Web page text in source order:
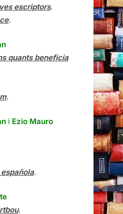
escriptors.
.
quants beneficia
.
i Ezio Mauro
.
.